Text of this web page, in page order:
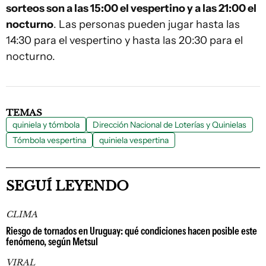
sorteos son a las 15:00 el vespertino y a las 21:00 el
nocturno. Las personas pueden jugar hasta las
14:30 para el vespertino y hasta las 20:30 para el
nocturno.
TEMAS
quiniela y tómbola
Dirección Nacional de Loterías y Quinielas
Tómbola vespertina
quiniela vespertina
SEGUÍ LEYENDO
CLIMA
Riesgo de tornados en Uruguay: qué condiciones hacen posible este
fenómeno, según Metsul
VIRAL